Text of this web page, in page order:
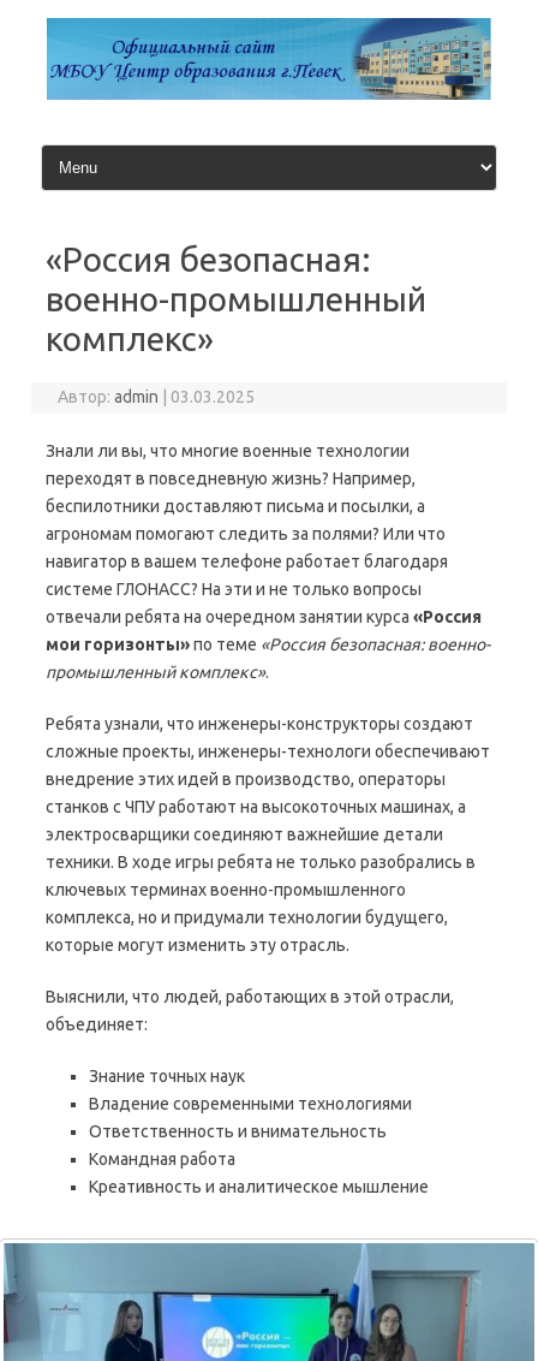
содержимому
«Россия безопасная:
военно-промышленный
комплекс»
Автор:admin 03.03.2025
Знали ли вы, что многие военные технологии
переходят в повседневную жизнь? Например,
беспилотники доставляют письма и посылки, а
агрономам помогают следить за полями? Или что
навигатор в вашем телефоне работает благодаря
системе ГЛОНАСС? На эти и не только вопросы
отвечали ребята на очередном занятии курса «Россия
мои горизонты»по теме «Россия безопасная: военно-
промышленный комплекс».
Ребята узнали, что инженеры-конструкторы создают
сложные проекты, инженеры-технологи обеспечивают
внедрение этих идей в производство, операторы
станков с ЧПУ работают на высокоточных машинах, а
электросварщики соединяют важнейшие детали
техники. В ходе игры ребята не только разобрались в
ключевых терминах военно-промышленного
комплекса, но и придумали технологии будущего,
которые могут изменить эту отрасль.
Выяснили, что людей, работающих в этой отрасли,
объединяет:
Знание точных наук
Владение современными технологиями
Ответственность и внимательность
Командная работа
Креативность и аналитическое мышление